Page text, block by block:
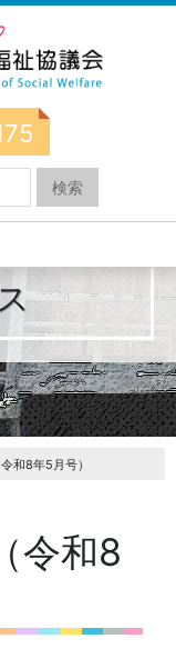
和8年5月号）
令和8